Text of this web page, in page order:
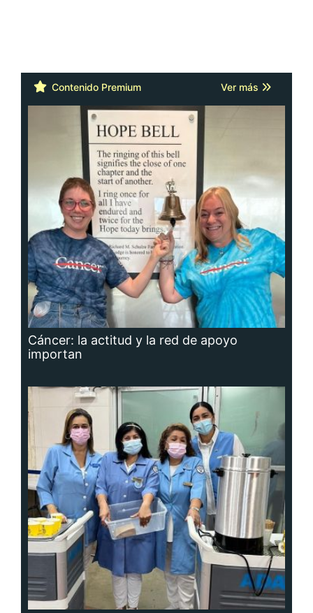
Contenido Premium Ver más
Cáncer: la actitud y la red de apoyo
importan